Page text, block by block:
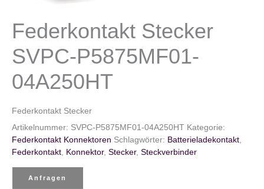
Federkontakt Stecker
SVPC-P5875MF01-
04A250HT
Federkontakt Stecker
Artikelnummer: SVPC-P5875MF01-04A250HT Kategorie:
Federkontakt Konnektoren Schlagwörter: Batterieladekontakt
Federkontakt
Konnektor, Stecker, Steckverbinder
Anfragen